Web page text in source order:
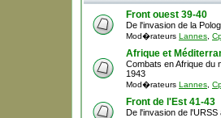
Front ouest 39-40
De l'invasion de la
Mod�rateurs Lannes
Afrique et
Combats en Afrique du
1943
Mod�rateurs Lannes
Front de l'Est 41-43
De l'invasion de l'URSS